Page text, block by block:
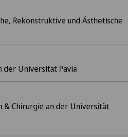
Rekonstruktive und Ästhetische
der Universität Pavia
& Chirurgie an der Universität